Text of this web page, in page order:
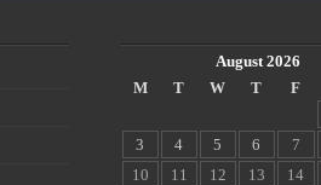
August 2026
M
T W T F
3
4 5 6 7
10
11 12 13 14